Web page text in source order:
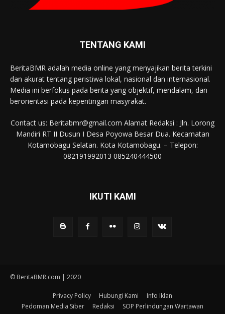
TENTANG KAMI
BeritaBMR adalah media online yang menyajikan berita terkini
dan akurat tentang peristiwa lokal, nasional dan internasional.
Media ini berfokus pada berita yang objektif, mendalam, dan
berorientasi pada kepentingan masyrakat.
Contact us: Beritabmr@gmail.com Alamat Redaksi : Jln. Lorong
Mandiri RT II Dusun I Desa Poyowa Besar Dua. Kecamatan
Kotamobagu Selatan. Kota Kotamobagu. – Telepon:
082191992013 085240444500
IKUTI KAMI
© BeritaBMR.com | 2020
Privacy Policy Hubungi Kami
Info Iklan
Pedoman Media Siber
Redaksi
SOP Perlindungan Wartawan